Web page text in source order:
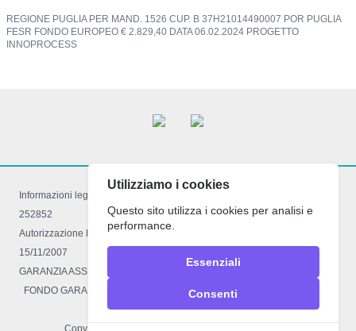
REGIONE PUGLIA PER MAND. 1526 CUP. B 37H21014490007 POR PUGLIA
FESR FONDO EUROPEO € 2.829,40 DATA 06.02.2024 PROGETTO
INNOPROCESS
Informazioni legali: Registro imprese di Foggia 03521050710 R.E.A FG –
252852
Autorizzazione Reg.le decreto 934 del 16.03.2009 con LR. 34 del
15/11/2007
GARANZIA ASSICURATIVA POLIZZA R.C 4318905 Comp. Ass. EUROP
FONDO GARANZIA VACANZE FELICI n° 2457
Copyright 2026
Utilizziamo i cookies
Questo sito utilizza i cookies per analisi e
performance.
Essenziali
Consenti